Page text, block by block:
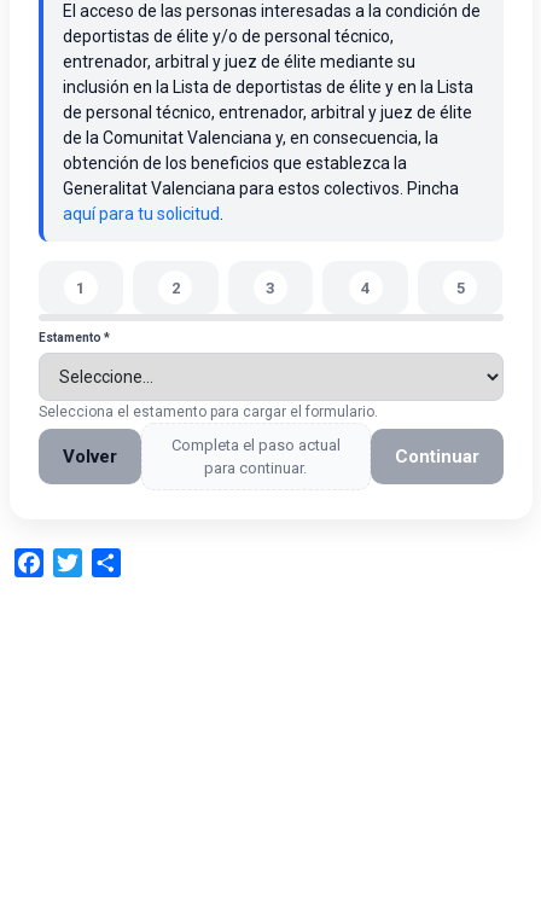
El acceso de las personas interesadas a la condición de
deportistas de élite y/o de personal técnico,
entrenador, arbitral y juez de élite mediante su
inclusión en la Lista de deportistas de élite y en la Lista
de personal técnico, entrenador, arbitral y juez de élite
de la Comunitat Valenciana y, en consecuencia, la
obtención de los beneficios que establezca la
Generalitat Valenciana para estos colectivos. Pincha
aquí para tu solicitud
1 2 3 4 5
Estamento *
Selecciona el estamento para cargar el formulario.
Volver
Completa el paso actual
para continuar.
Continuar
Facebook
Twitter